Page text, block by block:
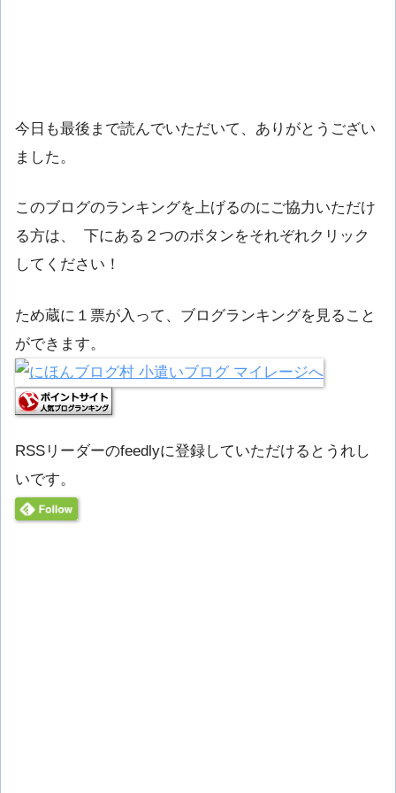
今日も最後まで読んでいただいて、ありがとうござい
ました。
このブログのランキングを上げるのにご協力いただけ
る方は、 下にある２つのボタンをそれぞれクリック
してください！
ため蔵に１票が入って、ブログランキングを見ること
ができます。
RSSリーダーのfeedlyに登録していただけるとうれし
いです。